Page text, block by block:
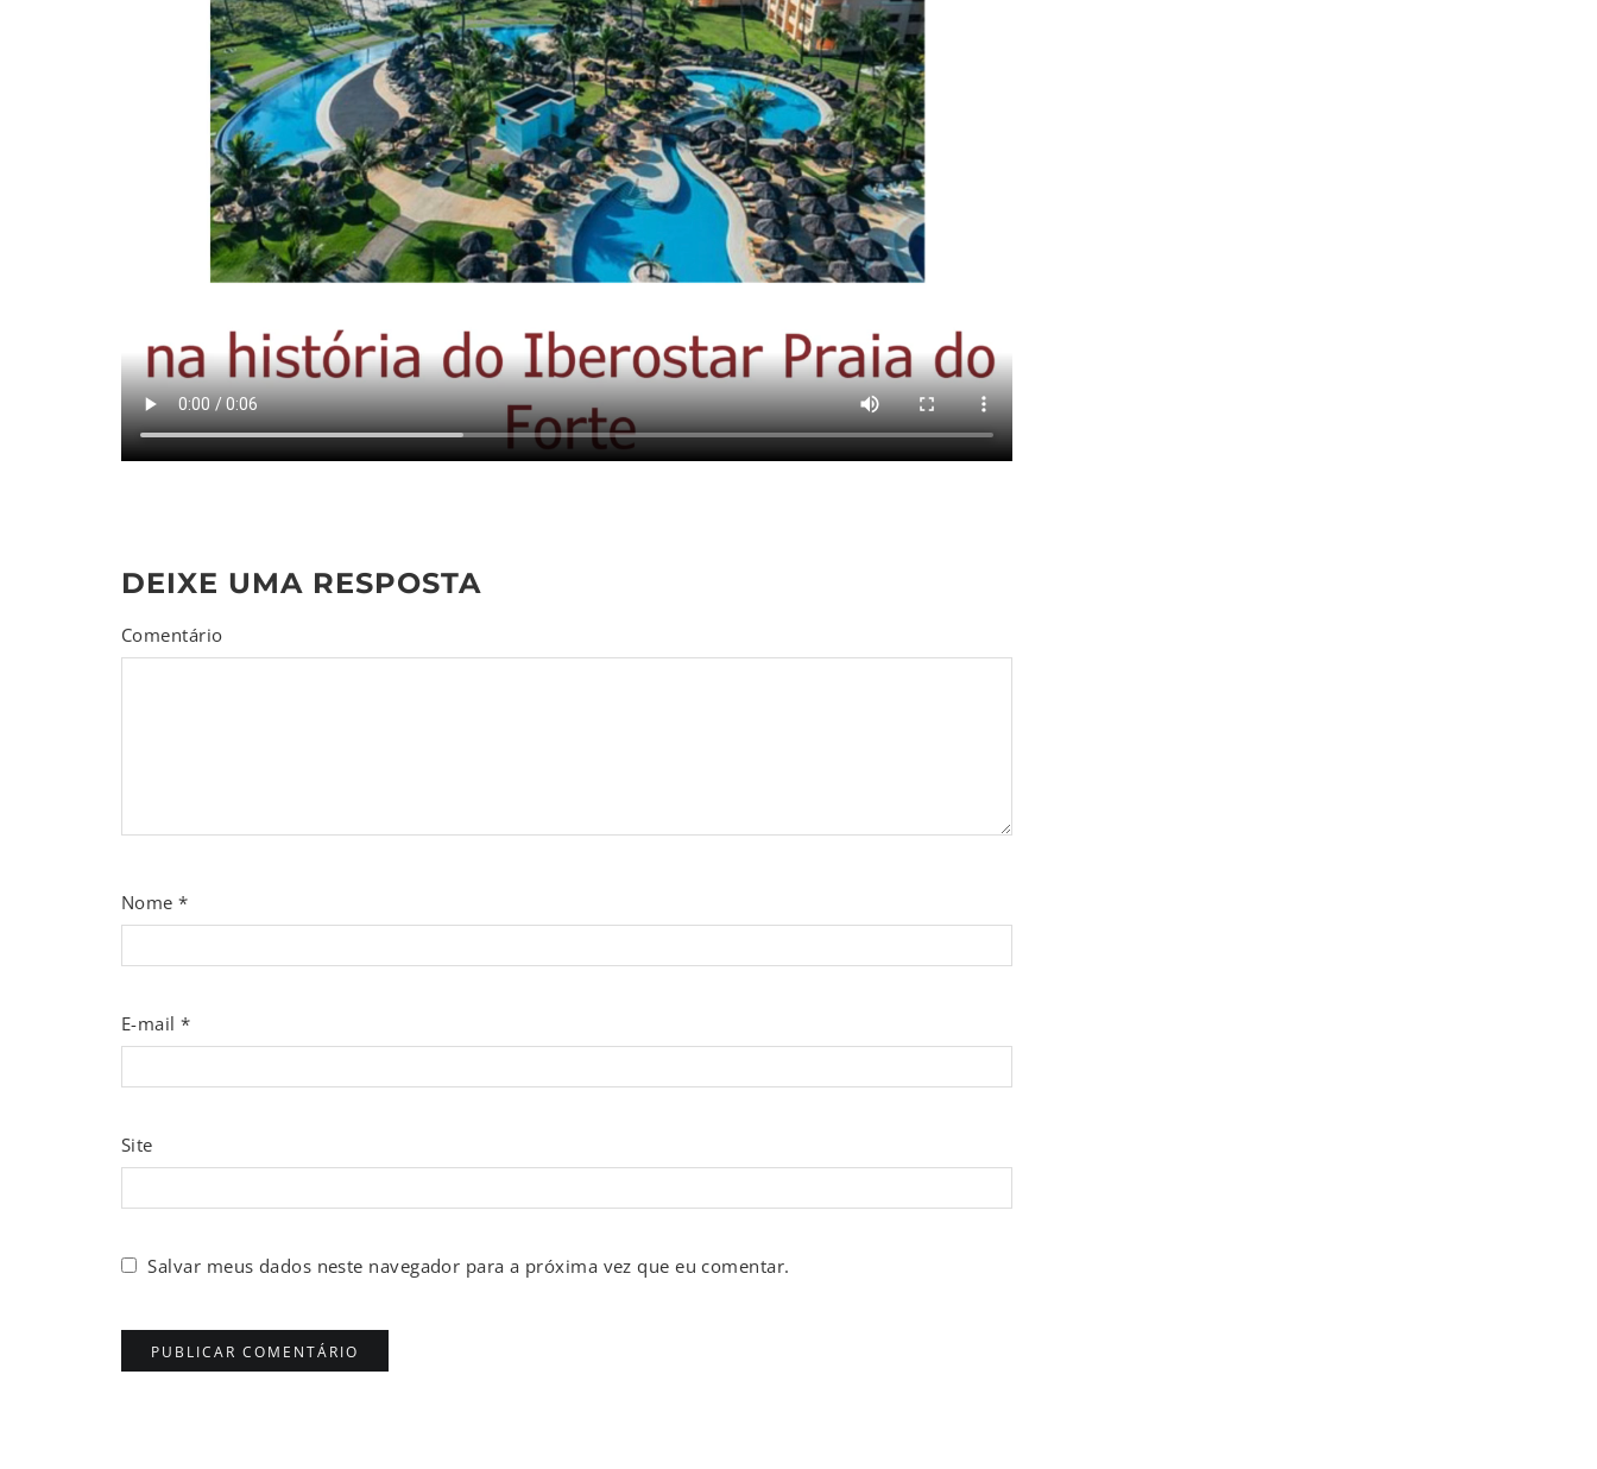
DEIXE UMA RESPOSTA
Comentário
Nome*
E-mail*
Site
Salvar meus dados neste navegador para a próxima vez que eu comentar.